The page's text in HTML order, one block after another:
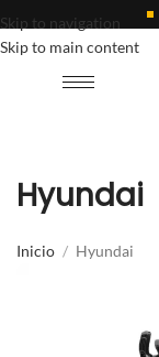
Skip to navigation
Skip to main content
Hyundai
Inicio Hyundai